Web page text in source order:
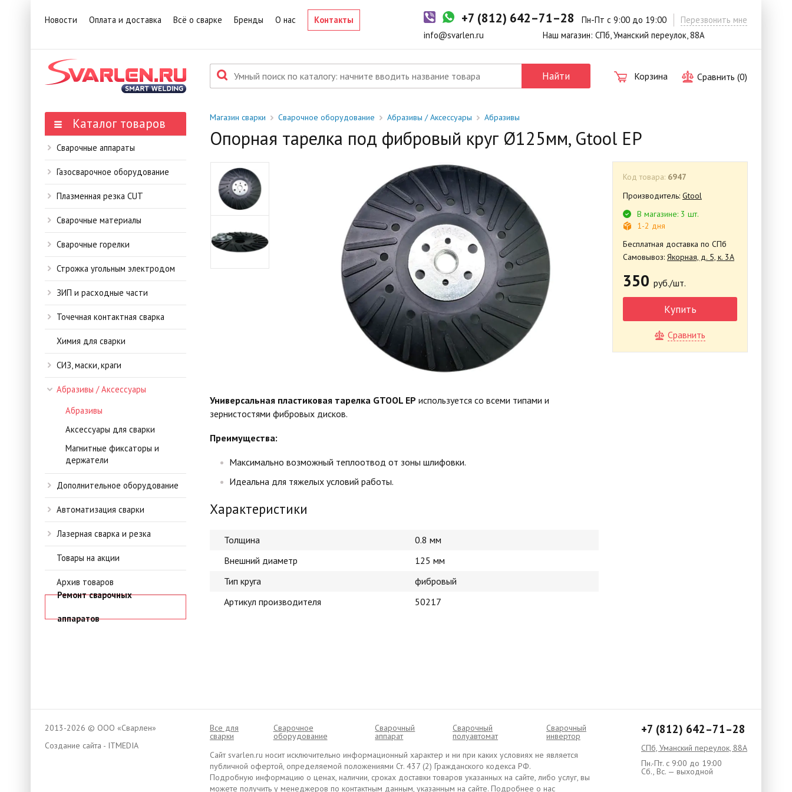
Товар в наличии на складе. Срок поставки в магазин: 1-2 рабочих дня.
Новости Оплата и доставка Всё о сварке Бренды О нас Контакты +7 (812) 642–71–28 Пн-Пт с 9:00 до 19:00
Перезвонить мне
info@svarlen.ru
Наш магазин: СПб, Уманский переулок, 88А
Найти Корзина Сравнить (0)
Каталог товаров
Сварочные аппараты
Газосварочное оборудование
Плазменная резка CUT
Сварочные материалы
Сварочные горелки
Строжка угольным электродом
ЗИП и расходные части
Точечная контактная сварка
Химия для сварки
СИЗ, маски, краги
Абразивы / Аксессуары
Абразивы
Аксессуары для сварки
Магнитные фиксаторы и
держатели
Дополнительное оборудование
Автоматизация сварки
Лазерная сварка и резка
Товары на акции
Архив товаров
Ремонт сварочных
аппаратов
Магазин сварки Сварочное оборудование Абразивы / Аксессуары Абразивы
Опорная тарелка под фибровый круг Ø125мм, Gtool EP
Универсальная пластиковая тарелка GTOOL EP используется со всеми типами и
зернистостями фибровых дисков.
Преимущества:
Максимально возможный теплоотвод от зоны шлифовки.
Идеальна для тяжелых условий работы.
Характеристики
Толщина
0.8 мм
Внешний диаметр
125 мм
Тип круга
фибровый
Артикул производителя
50217
Код товара: 6947
Производитель: Gtool
В магазине: 3 шт.
1-2 дня
Бесплатная доставка по СПб
Самовывоз: Якорная, д. 5, к. 3А
350 руб./шт.
Купить
Сравнить
2013-2026 © ООО «Сварлен»
Создание сайта - ITMEDIA
Все для
сварки
Сварочное
оборудование
Сварочный
аппарат
Cварочный
полуавтомат
Сварочный
инвертор
Сайт svarlen.ru носит исключительно информационный характер и ни при каких условиях не является
публичной офертой, определяемой положениями Ст. 437 (2) Гражданского кодекса РФ.
Подробную информацию о ценах, наличии, сроках доставки товаров указанных на сайте, либо услуг, вы
можете получить у менеджеров по контактным данным, указанным на сайте. Подробнее о нас
+7 (812) 642–71–28
СПб, Уманский переулок, 88А
Пн.-Пт. с 9:00 до 19:00
Сб., Вс. — выходной